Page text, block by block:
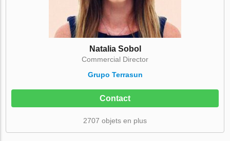
Natalia Sobol
Commercial Director
Grupo Terrasun
Contact
2707 objets en plus